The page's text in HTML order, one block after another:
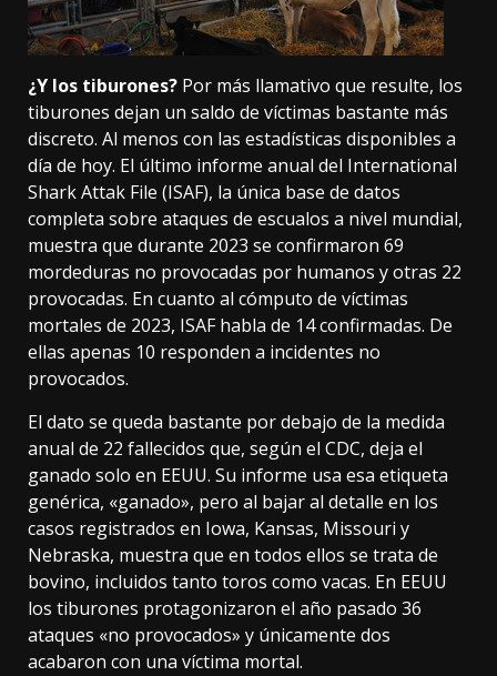
¿Y los tiburones? Por más llamativo que resulte, los
tiburones dejan un saldo de víctimas bastante más
discreto. Al menos con las estadísticas disponibles a
día de hoy. El último informe anual del International
Shark Attak File (ISAF), la única base de datos
completa sobre ataques de escualos a nivel mundial,
muestra que durante 2023 se confirmaron 69
mordeduras no provocadas por humanos y otras 22
provocadas. En cuanto al cómputo de víctimas
mortales de 2023, ISAF habla de 14 confirmadas. De
ellas apenas 10 responden a incidentes no
provocados.
El dato se queda bastante por debajo de la medida
anual de 22 fallecidos que, según el CDC, deja el
ganado solo en EEUU. Su informe usa esa etiqueta
genérica, «ganado», pero al bajar al detalle en los
casos registrados en Iowa, Kansas, Missouri y
Nebraska, muestra que en todos ellos se trata de
bovino, incluidos tanto toros como vacas. En EEUU
los tiburones protagonizaron el año pasado 36
ataques «no provocados» y únicamente dos
acabaron con una víctima mortal.